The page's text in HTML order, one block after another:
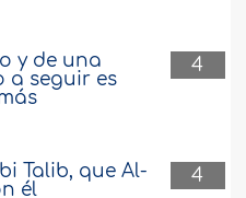
4
y de una
a seguir es
4
Talib, que Al-
él